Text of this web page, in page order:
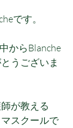
ています。
です。
からBlanche
うございま
が教える
スクールで